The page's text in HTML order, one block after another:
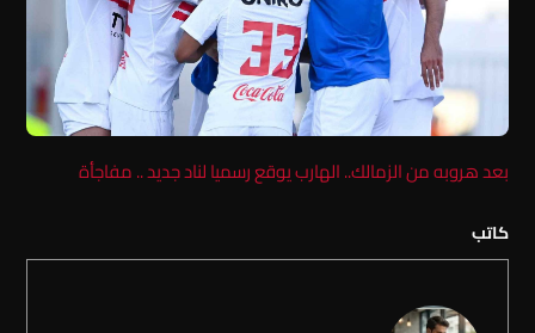
بعد هروبه من الزمالك.. الهارب يوقع رسميا لناد جديد .. مفاجأة
كاتب